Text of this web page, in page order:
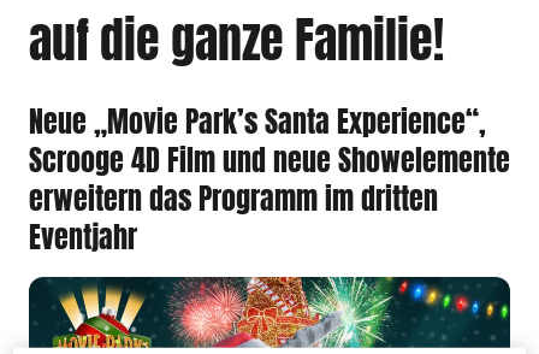
auf die ganze Familie!
Neue „Movie Park’s Santa Experience“,
Scrooge 4D Film und neue Showelemente
erweitern das Programm im dritten
Eventjahr